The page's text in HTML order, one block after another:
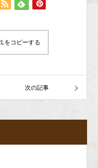
をコピーする
次の記事